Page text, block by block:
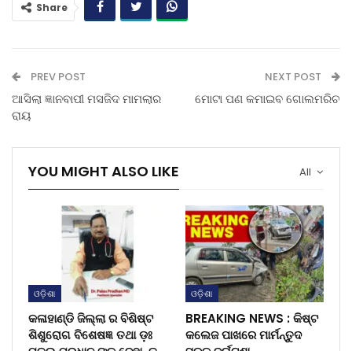
Share
PREV POST
ଆସିଲା ଜ୍ଞାନବାପୀ ମସଜିଦ ମାମଲାର
ରାୟ
NEXT POST
ମୋଟା ପଣ କମାଇବ ଗୋଲମରିଚ
All
YOU MIGHT ALSO LIKE
ଓଡ଼ିଶା
କଳାହାଣ୍ଡି ଜିଲ୍ଲା ର ବିଶିଷ୍ଟ
ଶିଶୁରୋଗ ବିଶେଷଜ୍ଞ ତଥା ଡ଼ଃ
ଓଡ଼ିଶା
BREAKING NEWS : କିଷ୍ଟ
କଲେଜ ପାଖରେ ମାର୍ମନ୍ତୁଦ